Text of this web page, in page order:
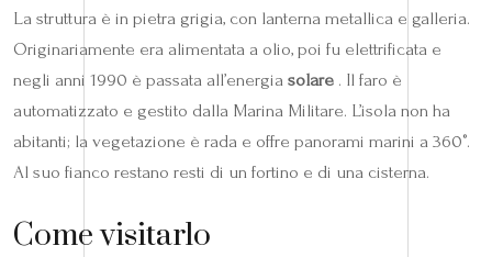
La struttura è in pietra grigia, con lanterna metallica e galleria.
Originariamente era alimentata a olio, poi fu elettrificata e
negli anni 1990 è passata all’energia solare . Il faro è
automatizzato e gestito dalla Marina Militare. L’isola non ha
abitanti; la vegetazione è rada e offre panorami marini a 360°.
Al suo fianco restano resti di un fortino e di una cisterna.
Come visitarlo